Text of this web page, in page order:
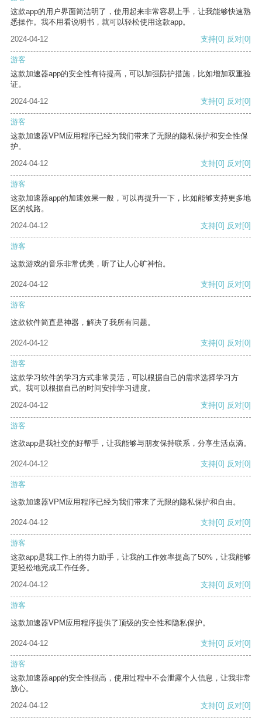
这款app的用户界面简洁明了，使用起来非常容易上手，让我能够快速熟
悉操作。我不用看说明书，就可以轻松使用这款app。
2024-04-12
支持[0] 反对[0]
游客
这款加速器app的安全性有待提高，可以加强防护措施，比如增加双重验
证。
2024-04-12
支持[0] 反对[0]
游客
这款加速器VPM应用程序已经为我们带来了无限的隐私保护和安全性保
护。
2024-04-12
支持[0] 反对[0]
游客
这款加速器app的加速效果一般，可以再提升一下，比如能够支持更多地
区的线路。
2024-04-12
支持[0] 反对[0]
游客
这款游戏的音乐非常优美，听了让人心旷神怡。
2024-04-12 支持[0] 反对[0]
游客
这款软件简直是神器，解决了我所有问题。
2024-04-12 支持[0] 反对[0]
游客
这款学习软件的学习方式非常灵活，可以根据自己的需求选择学习方
式。我可以根据自己的时间安排学习进度。
2024-04-12
支持[0] 反对[0]
游客
这款app是我社交的好帮手，让我能够与朋友保持联系，分享生活点滴。
2024-04-12 支持[0] 反对[0]
游客
这款加速器VPM应用程序已经为我们带来了无限的隐私保护和自由。
2024-04-12 支持[0] 反对[0]
游客
这款app是我工作上的得力助手，让我的工作效率提高了50%，让我能够
更轻松地完成工作任务。
2024-04-12
支持[0] 反对[0]
游客
这款加速器VPM应用程序提供了顶级的安全性和隐私保护。
2024-04-12 支持[0] 反对[0]
游客
这款加速器app的安全性很高，使用过程中不会泄露个人信息，让我非常
放心。
2024-04-12
支持[0] 反对[0]